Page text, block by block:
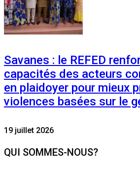
Savanes : le REFED
capacités des acteurs
en plaidoyer pour mieux
violences basées sur le
19 juillet 2026
QUI SOMMES-NOUS?